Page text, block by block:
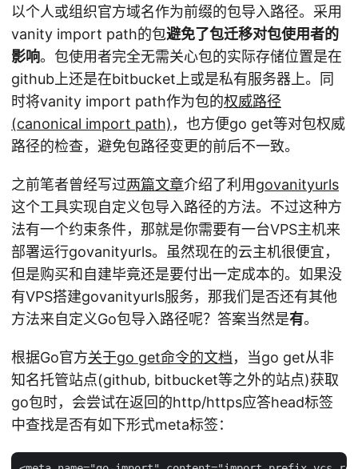
以个人或组织官方域名作为前缀的包导入路径。采用
vanity import path的包避免了包迁移对包使用者的
影响。包使用者完全无需关心包的实际存储位置是在
github上还是在bitbucket上或是私有服务器上。同
时将vanity import path作为包的权威路径
(canonical import path) ，也方便go get等对包权威
路径的检查，避免包路径变更的前后不一致。
之前笔者曾经写过两篇文章介绍了利用govanityurls
这个工具实现自定义包导入路径的方法。不过这种方
法有一个约束条件，那就是你需要有一台VPS主机来
部署运行govanityurls。虽然现在的云主机很便宜，
但是购买和自建毕竟还是要付出一定成本的。如果没
有VPS搭建govanityurls服务，那我们是否还有其他
方法来自定义Go包导入路径呢？答案当然是有。
根据Go官方关于go get命令的文档，当go get从非
知名托管站点(github, bitbucket等之外的站点)获取
go包时，会尝试在返回的http/https应答head标签
中查找是否有如下形式meta标签：